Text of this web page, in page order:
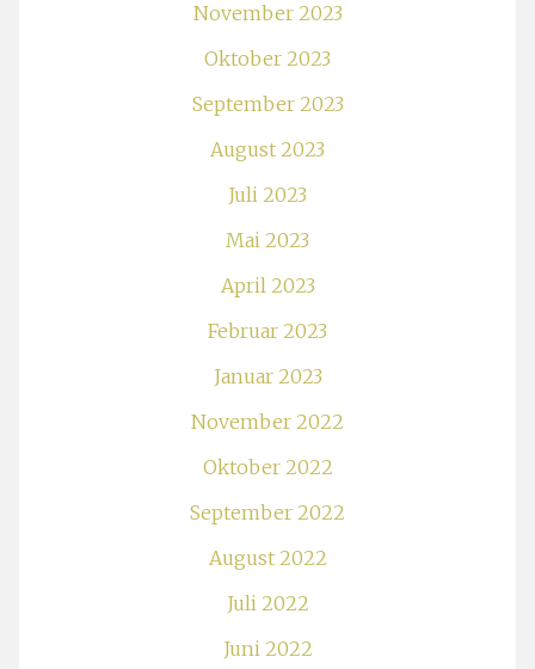
November 2023
Oktober 2023
September 2023
August 2023
Juli 2023
Mai 2023
April 2023
Februar 2023
Januar 2023
November 2022
Oktober 2022
September 2022
August 2022
Juli 2022
Juni 2022